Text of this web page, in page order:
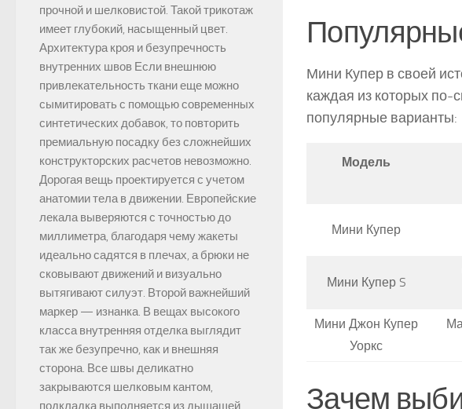
Мини Купер в своей
каждая из которых по-
популярные варианты:
Модель
Мини Купер
Мини Купер S
Мини Джон Купер
Уоркс
Зачем
прочной и шелковистой. Такой трикотаж
имеет глубокий, насыщенный цвет.
Архитектура кроя и безупречность
внутренних швов Если внешнюю
привлекательность ткани еще можно
сымитировать с помощью современных
синтетических добавок, то повторить
премиальную посадку без сложнейших
конструкторских расчетов невозможно.
Дорогая вещь проектируется с учетом
анатомии тела в движении. Европейские
лекала выверяются с точностью до
миллиметра, благодаря чему жакеты
идеально садятся в плечах, а брюки не
сковывают движений и визуально
вытягивают силуэт. Второй важнейший
маркер — изнанка. В вещах высокого
класса внутренняя отделка выглядит
так же безупречно, как и внешняя
сторона. Все швы деликатно
закрываются шелковым кантом,
подкладка выполняется из дышащей